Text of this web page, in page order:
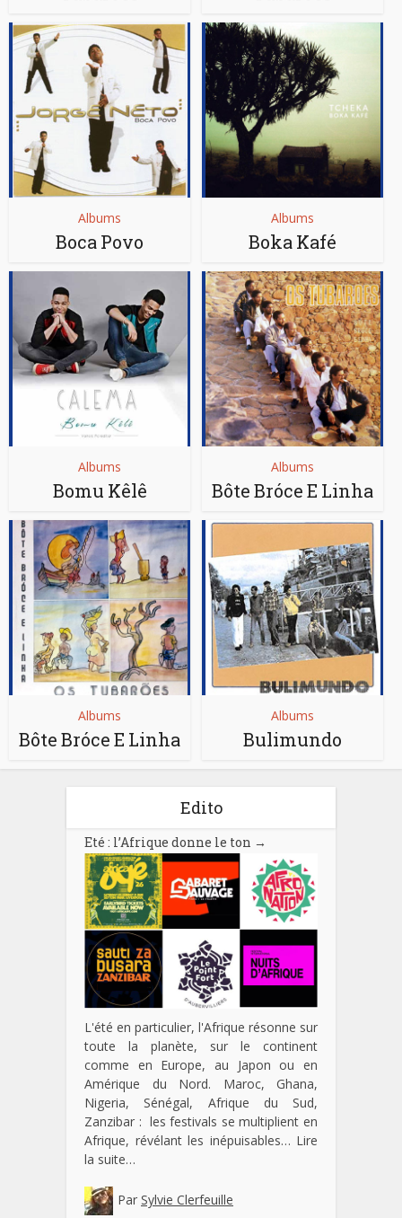
Albums
Boca Povo
Albums
Boka Kafé
Albums
Bomu Kêlê
Albums
Bôte Bróce E Linha
Albums
Bôte Bróce E Linha
Albums
Bulimundo
Edito
Eté : l’Afrique donne le ton →
L'été en particulier, l'Afrique résonne sur
toute la planète, sur le continent
comme en Europe, au Japon ou en
Amérique du Nord. Maroc, Ghana,
Nigeria, Sénégal, Afrique du Sud,
Zanzibar : les festivals se multiplient en
Afrique, révélant les inépuisables… Lire
la suite…
Par Sylvie Clerfeuille